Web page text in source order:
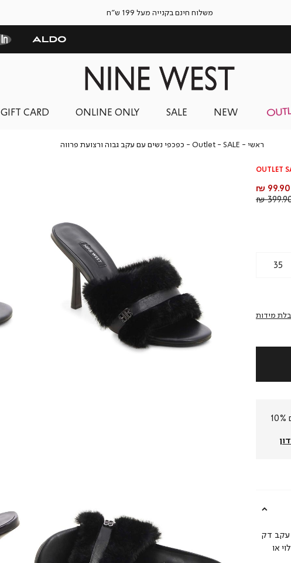
משלוח חינם בקנייה מעל 199 ש"ח
NEW
SALE
ONLINE ONLY
GIFT CARD
ראשי ראשי
SALE
SALE
Outlet
Outlet
כפכפי נשים עם עקב גבוה ורצועת פרווהכפכפי
OUTLET
מחיר
מוצר
99.90 ₪
מחיר
399.90
35
מידות
חברי המועדון שלנו צוברים 10%
עקב דק
או